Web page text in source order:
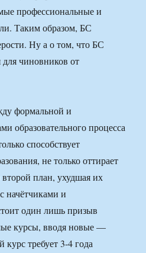
профессиональные и
Таким образом, БС
Ну а о том, что БС
для чиновников от
формальной и
образовательного процесса
способствует
не только оттирает
план, ухудшая их
начётчиками и
один лишь призыв
курсы, вводя новые —
курс требует 3-4 года